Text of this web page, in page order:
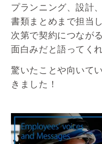
プランニング、設計
書類まとめまで担当
次第で契約につなが
面白みだと語ってく
驚いたことや向いて
きました！